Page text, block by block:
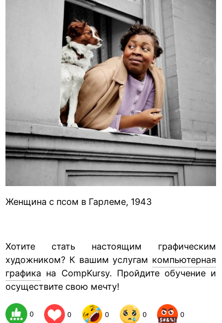
Женщина с псом в Гарлеме, 1943
Хотите стать настоящим графическим
художником? К вашим услугам компьютерная
графика на CompKursy. Пройдите обучение и
осуществите свою мечту!
0 0 0 0 0